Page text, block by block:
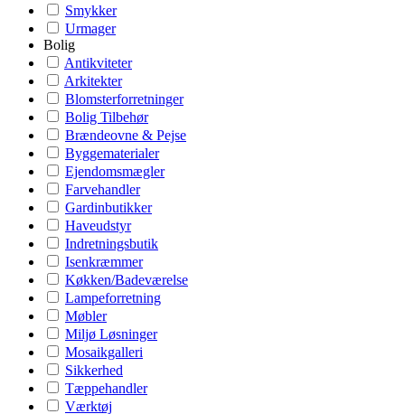
Smykker
Urmager
Bolig
Antikviteter
Arkitekter
Blomsterforretninger
Bolig Tilbehør
Brændeovne & Pejse
Byggematerialer
Ejendomsmægler
Farvehandler
Gardinbutikker
Haveudstyr
Indretningsbutik
Isenkræmmer
Køkken/Badeværelse
Lampeforretning
Møbler
Miljø Løsninger
Mosaikgalleri
Sikkerhed
Tæppehandler
Værktøj